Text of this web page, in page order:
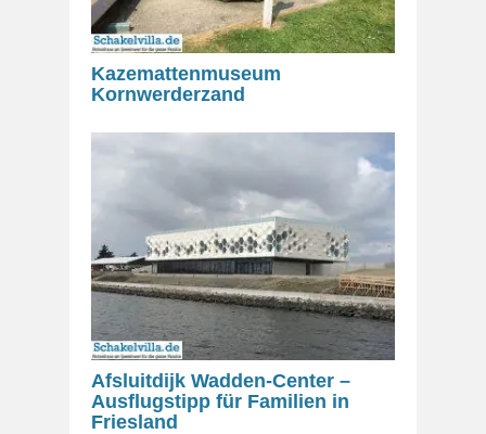
Kazemattenmuseum
Kornwerderzand
Afsluitdijk Wadden-Center –
Ausflugstipp für Familien in
Friesland